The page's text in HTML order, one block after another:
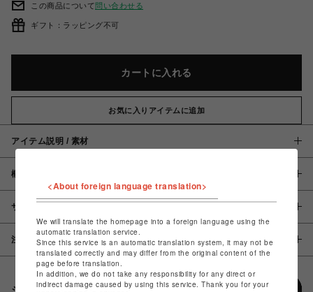
この商品について問い合わせる
ギフト：ラッピング不可
カートに入れる
お気に入りアイテムに追加
アイテム説明 / 素材
概要
サイズ
注意事項
シェアする
<About foreign language translation>
We will translate the homepage into a foreign language using the
automatic translation service.
Since this service is an automatic translation system, it may not be
translated correctly and may differ from the original content of the
page before translation.
In addition, we do not take any responsibility for any direct or
indirect damage caused by using this service. Thank you for your